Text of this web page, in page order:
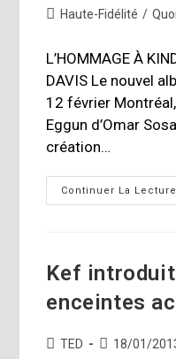
de
publiée :
PostHaute-Fidélité /
L’HOMMAGE À
DAVIS Le nouvel
12 février
Eggun d’Omar
création…
Continuer La Lecture
Kef
enceintes
Auteur/autrice
TED
Publication
18/01/